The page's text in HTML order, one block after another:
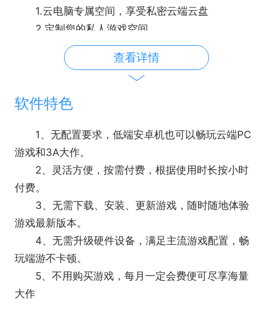
1.云电脑专属空间，享受私密云端云盘
2.定制您的私人游戏空间
游戏平台优势：
1免本地安装：所有操作均在云端完成，不耗设备
2多平台支持：可多端畅玩，目前已支持移动端
3省资源：独有的优化技术和服务器资源，保证
高质量云端运行效果，设备省电不发热
查看详情
软件特色
1、无配置要求，低端安卓机也可以畅玩云端PC
游戏和3A大作。
2、灵活方便，按需付费，根据使用时长按小时
付费。
3、无需下载、安装、更新游戏，随时随地体验
游戏最新版本。
4、无需升级硬件设备，满足主流游戏配置，畅
玩端游不卡顿。
5、不用购买游戏，每月一定会费便可尽享海量
大作